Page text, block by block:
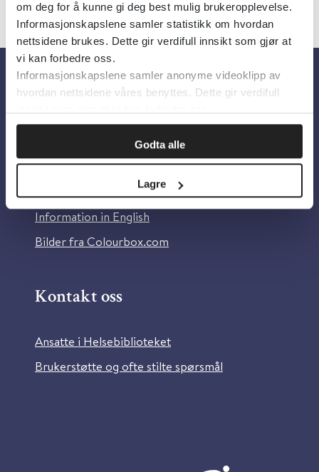
om deg for å kunne gi deg best mulig brukeropplevelse.
Informasjonskapslene samler statistikk om hvordan
nettsidene brukes. Dette gir verdifull innsikt som gjør at
vi kan forbedre oss.
Informasjonskapslene samler anonyme videoklipp av
hvordan nettsidene våres benyttes. Dette gir verdifull
Godta alle
Lagre
Om oss
Om Helsebiblioteket
Personvern og informasjonskapsler
Tilgjengelighetserklæring
Information in English
Bilder fra Colourbox.com
Kontakt oss
Ansatte i Helsebiblioteket
Brukerstøtte og ofte stilte spørsmål